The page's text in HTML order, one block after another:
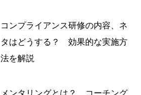
コンプライアンス研修の内容、ネ
タはどうする？ 効果的な実施方
法を解説